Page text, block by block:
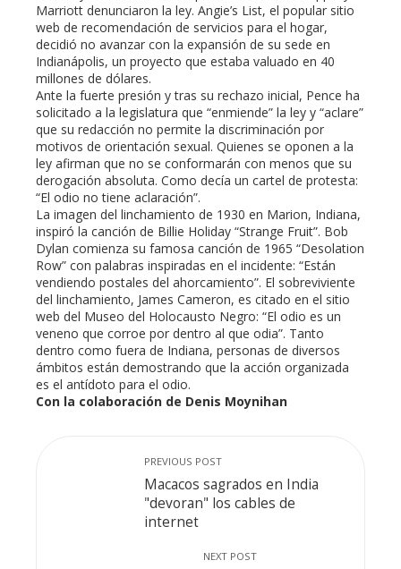
Marriott denunciaron la ley. Angie’s List, el popular sitio
web de recomendación de servicios para el hogar,
decidió no avanzar con la expansión de su sede en
Indianápolis, un proyecto que estaba valuado en 40
millones de dólares.
Ante la fuerte presión y tras su rechazo inicial, Pence ha
solicitado a la legislatura que “enmiende” la ley y “aclare”
que su redacción no permite la discriminación por
motivos de orientación sexual. Quienes se oponen a la
ley afirman que no se conformarán con menos que su
derogación absoluta. Como decía un cartel de protesta:
“El odio no tiene aclaración”.
La imagen del linchamiento de 1930 en Marion, Indiana,
inspiró la canción de Billie Holiday “Strange Fruit”. Bob
Dylan comienza su famosa canción de 1965 “Desolation
Row” con palabras inspiradas en el incidente: “Están
vendiendo postales del ahorcamiento”. El sobreviviente
del linchamiento, James Cameron, es citado en el sitio
web del Museo del Holocausto Negro: “El odio es un
veneno que corroe por dentro al que odia”. Tanto
dentro como fuera de Indiana, personas de diversos
ámbitos están demostrando que la acción organizada
es el antídoto para el odio.
Con la colaboración de Denis Moynihan
PREVIOUS POST
Macacos sagrados en India
"devoran" los cables de
internet
NEXT POST